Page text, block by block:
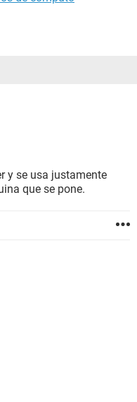
y se usa justamente
que se pone.